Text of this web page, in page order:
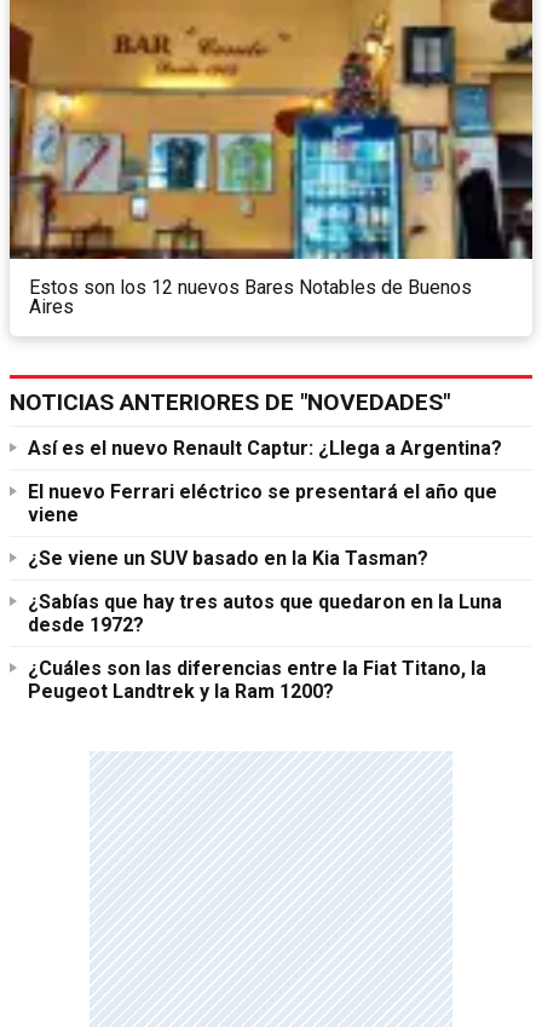
Estos son los 12 nuevos Bares Notables de Buenos
Aires
NOTICIAS ANTERIORES DE "NOVEDADES"
Así es el nuevo Renault Captur: ¿Llega a Argentina?
El nuevo Ferrari eléctrico se presentará el año que
viene
¿Se viene un SUV basado en la Kia Tasman?
¿Sabías que hay tres autos que quedaron en la Luna
desde 1972?
¿Cuáles son las diferencias entre la Fiat Titano, la
Peugeot Landtrek y la Ram 1200?